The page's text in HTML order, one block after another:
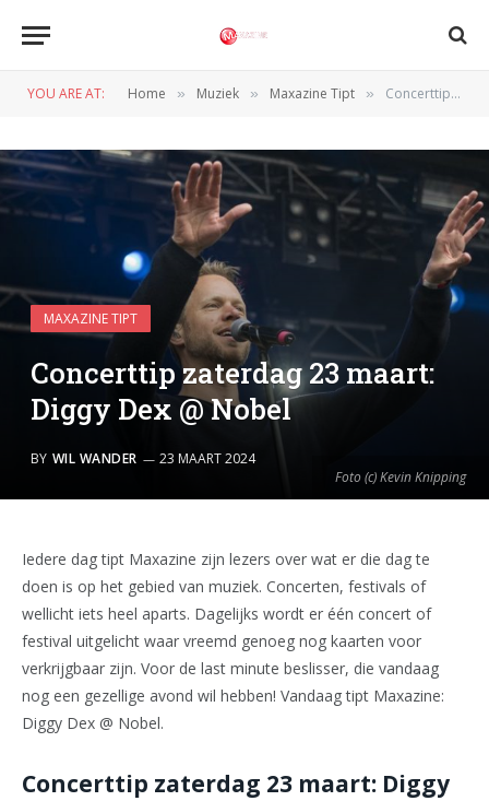
YOU ARE AT: Home » Muziek » Maxazine Tipt » Concerttip zaterdag 23 maart: Diggy Dex @ Nobel
Foto (c) Kevin Knipping
MAXAZINE TIPT
Concerttip zaterdag 23 maart:
Diggy Dex @ Nobel
BY WIL WANDER 23 MAART 2024
Iedere dag tipt Maxazine zijn lezers over wat er die dag te
doen is op het gebied van muziek. Concerten, festivals of
wellicht iets heel aparts. Dagelijks wordt er één concert of
festival uitgelicht waar vreemd genoeg nog kaarten voor
verkrijgbaar zijn. Voor de last minute beslisser, die vandaag
nog een gezellige avond wil hebben! Vandaag tipt Maxazine:
Diggy Dex @ Nobel.
Concerttip zaterdag 23 maart: Diggy